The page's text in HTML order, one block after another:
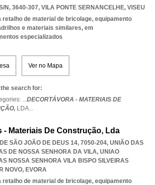
N, 3640-307, VILA PONTE SERNANCELHE, VISEU
retalho de material de bricolage, equipamento
e materiais similares, em
especializados
Ver no Mapa
search for:
...DECORTÁVORA - MATERIAIS DE
LDA...
- Materiais De Construção, Lda
SÃO JOÃO DE DEUS 14, 7050-204, UNIÃO DAS
DE NOSSA SENHORA DA VILA, UNIAO
NOSSA SENHORA VILA BISPO SILVEIRAS
NOVO, EVORA
retalho de material de bricolage, equipamento